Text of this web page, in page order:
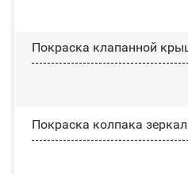
Покраска клапанной
Покраска колпака